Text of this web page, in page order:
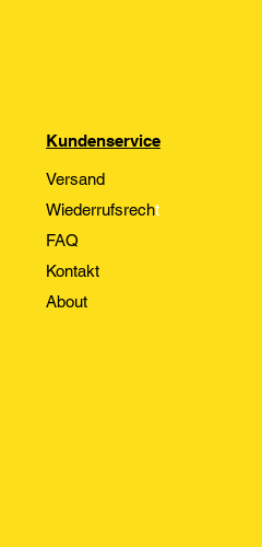
Kundenservice
Versand
Wiederrufsrecht
FAQ
Kontakt
About